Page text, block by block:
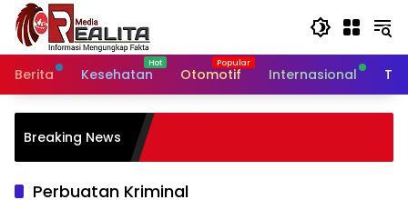
Langsung
konten
Berita
Kesehatan Otomotif Internasional
Breaking News
Dukung Ketahanan Pangan
Perbuatan Kriminal